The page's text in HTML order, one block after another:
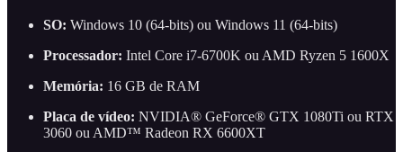
SO: Windows 10 (64-bits) ou Windows 11 (64-bits)
Processador: Intel Core i7-6700K ou AMD Ryzen 5 1600X
Memória: 16 GB de RAM
Placa de vídeo: NVIDIA® GeForce® GTX 1080Ti ou RTX
3060 ou AMD™ Radeon RX 6600XT